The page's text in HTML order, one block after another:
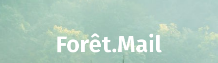
Forêt.Mail